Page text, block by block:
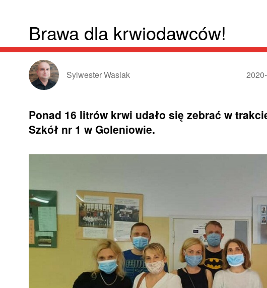
Brawa dla krwiodawców!
Sylwester Wasiak
Ponad 16 litrów krwi udało się zebrać w
Szkół nr 1 w Goleniowie.